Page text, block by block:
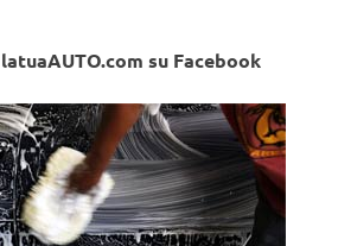
su Facebook